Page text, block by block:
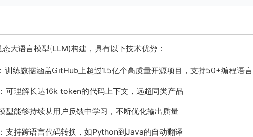
大语言模型(LLM)构建，具有以下技术优势：
：训练数据涵盖GitHub上超过1.5亿个高质量开源项目，支持50+编程语言
：可理解长达16k token的代码上下文，远超同类产品
型能够持续从用户反馈中学习，不断优化输出质量
：支持跨语言代码转换，如Python到Java的自动翻译